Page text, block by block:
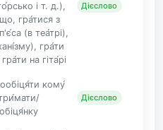
і т. д.),
гра́тися з
(в теа́трі),
гра́ти
на гіта́рі
Дієслово
кому́
Дієслово